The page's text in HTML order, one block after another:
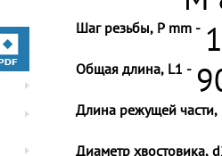
Шаг резьбы, P mm -
Общая длина, L1 -
Длина режущей части,
Диаметр хвостовика,